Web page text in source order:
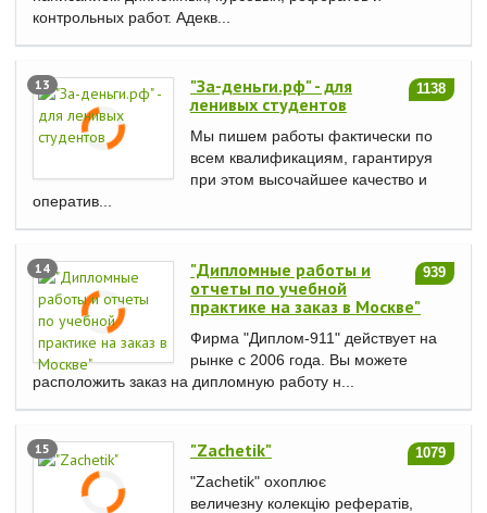
контрольных работ. Адекв...
13 1138
"За-деньги.рф" - для
ленивых студентов
Мы пишем работы фактически по
всем квалификациям, гарантируя
при этом высочайшее качество и
оператив...
14 939
"Дипломные работы и
отчеты по учебной
практике на заказ в Москве"
Фирма "Диплом-911" действует на
рынке с 2006 года. Вы можете
расположить заказ на дипломную работу н...
15 1079
"Zachetik"
"Zachetik" охоплює
величезну колекцію рефератів,